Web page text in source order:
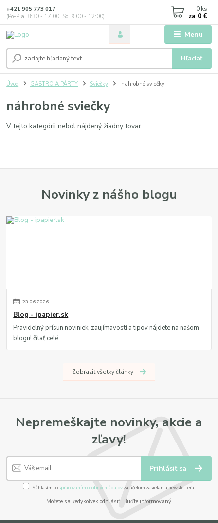
Menu
Hľadať
+421 905 773 017
(Po-Pia, 8:30 - 17:00, So: 9:00 - 12:00)
0 ks
za 0 €
Úvod GASTRO A PÁRTY Sviečky náhrobné sviečky
náhrobné sviečky
V tejto kategórii nebol nájdený žiadny tovar.
Novinky z nášho blogu
23.06.2026
Blog - ipapier.sk
Pravidelný prísun noviniek, zaujímavostí a tipov nájdete na našom
blogu!čítať celé
Zobraziť všetky články
Nepremeškajte novinky, akcie a
zľavy!
Prihlásiť sa
Súhlasím sospracovaním osobných údajov za účelom zasielania newslettera.
Môžete sa kedykoľvek odhlásiť. Buďte informovaný.